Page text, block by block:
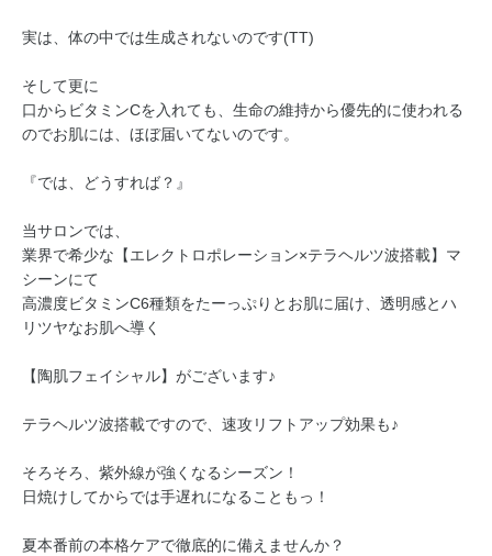
実は、体の中では生成されないのです(TT)
そして更に
口からビタミンCを入れても、生命の維持から優先的に使われる
のでお肌には、ほぼ届いてないのです。
『では、どうすれば？』
当サロンでは、
業界で希少な【エレクトロポレーション×テラヘルツ波搭載】マ
シーンにて
高濃度ビタミンC6種類をたーっぷりとお肌に届け、透明感とハ
リツヤなお肌へ導く
【陶肌フェイシャル】がございます♪
テラヘルツ波搭載ですので、速攻リフトアップ効果も♪
そろそろ、紫外線が強くなるシーズン！
日焼けしてからでは手遅れになることもっ！
夏本番前の本格ケアで徹底的に備えませんか？